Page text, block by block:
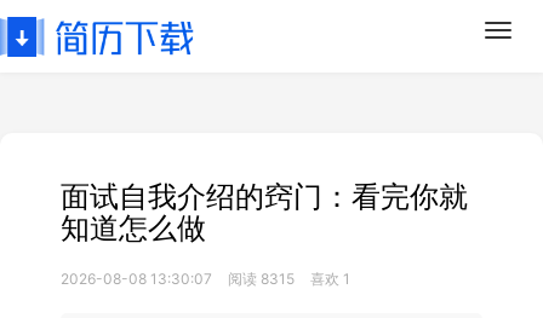
面试自我介绍的窍门：看完你就
知道怎么做
2026-08-08 13:30:07 阅读 8315 喜欢 1